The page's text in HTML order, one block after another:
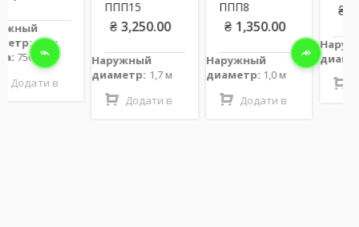
₴ 3,250.00
Наружный
диаметр:1,7 м
Додати в
1,350.00
Наружный
диаметр:1,0 м
Додати в
1,150.00
Наружный
диаметр:1,0 м
Додати в